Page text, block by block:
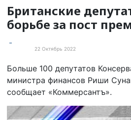
Британские
борьбе за пост
22 Октябрь 2022
Больше 100 депутатов
министра финансов Риши
сообщает «Коммерсантъ».